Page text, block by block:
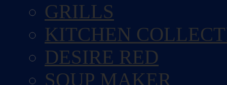
GRILLS
KITCHEN
DESIRE RED
SOUP MAKER